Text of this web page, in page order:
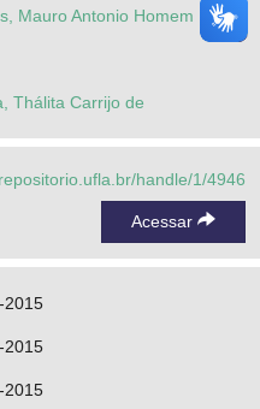
Mauro Antonio Homem
Thálita Carrijo de
handle/1/4946
Acessar
2015
2015
2015